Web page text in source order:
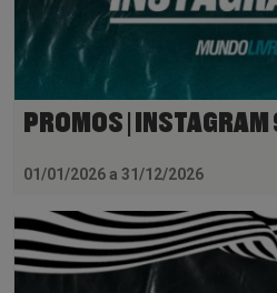
PROMOS |
01/01/2026 a 31/12/2026